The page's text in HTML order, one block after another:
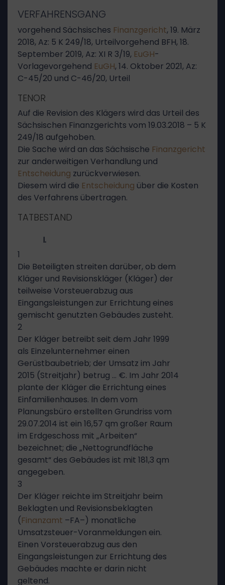
VERFAHRENSGANG
vorgehend Sächsisches Finanzgericht, 19. März
2018, Az: 5 K 249/18, Urteilvorgehend BFH, 18.
September 2019, Az: XI R 3/19, EuGH-
Vorlagevorgehend EuGH, 14. Oktober 2021, Az:
C-45/20 und C-46/20, Urteil
TENOR
Auf die Revision des Klägers wird das Urteil des
Sächsischen Finanzgerichts vom 19.03.2018 – 5 K
249/18 aufgehoben.
Die Sache wird an das Sächsische Finanzgericht
zur anderweitigen Verhandlung und
Entscheidung zurückverwiesen.
Diesem wird die Entscheidung über die Kosten
des Verfahrens übertragen.
TATBESTAND
I.
1
Die Beteiligten streiten darüber, ob dem
Kläger und Revisionskläger (Kläger) der
teilweise Vorsteuerabzug aus
Eingangsleistungen zur Errichtung eines
gemischt genutzten Gebäudes zusteht.
2
Der Kläger betreibt seit dem Jahr 1999
als Einzelunternehmer einen
Gerüstbaubetrieb; der Umsatz im Jahr
2015 (Streitjahr) betrug … €. Im Jahr 2014
plante der Kläger die Errichtung eines
Einfamilienhauses. In dem vom
Planungsbüro erstellten Grundriss vom
29.07.2014 ist ein 16,57 qm großer Raum
im Erdgeschoss mit „Arbeiten“
bezeichnet; die „Nettogrundfläche
gesamt“ des Gebäudes ist mit 181,3 qm
angegeben.
3
Der Kläger reichte im Streitjahr beim
Beklagten und Revisionsbeklagten
(Finanzamt –FA–) monatliche
Umsatzsteuer-Voranmeldungen ein.
Einen Vorsteuerabzug aus den
Eingangsleistungen zur Errichtung des
Gebäudes machte er darin nicht
geltend.